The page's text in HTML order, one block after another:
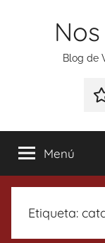
Blog de
Menú
Etiqueta: